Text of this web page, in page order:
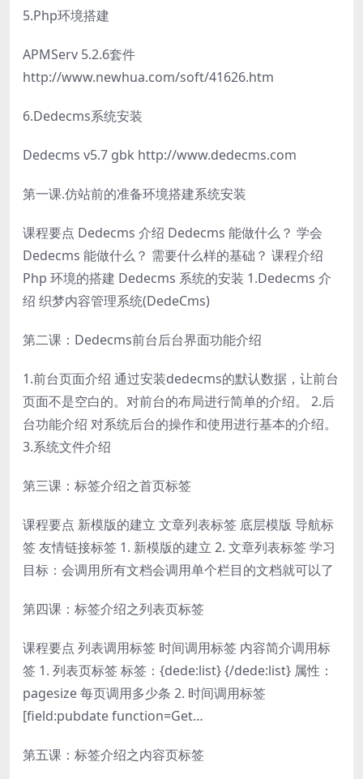
5.Php环境搭建
APMServ 5.2.6套件
http://www.newhua.com/soft/41626.htm
6.Dedecms系统安装
Dedecms v5.7 gbk http://www.dedecms.com
第一课.仿站前的准备环境搭建系统安装
课程要点 Dedecms 介绍 Dedecms 能做什么？ 学会
Dedecms 能做什么？ 需要什么样的基础？ 课程介绍
Php 环境的搭建 Dedecms 系统的安装 1.Dedecms 介
绍 织梦内容管理系统(DedeCms)
第二课：Dedecms前台后台界面功能介绍
1.前台页面介绍 通过安装dedecms的默认数据，让前台
页面不是空白的。对前台的布局进行简单的介绍。 2.后
台功能介绍 对系统后台的操作和使用进行基本的介绍。
3.系统文件介绍
第三课：标签介绍之首页标签
课程要点 新模版的建立 文章列表标签 底层模版 导航标
签 友情链接标签 1. 新模版的建立 2. 文章列表标签 学习
目标：会调用所有文档会调用单个栏目的文档就可以了
第四课：标签介绍之列表页标签
课程要点 列表调用标签 时间调用标签 内容简介调用标
签 1. 列表页标签 标签：{dede:list} {/dede:list} 属性：
pagesize 每页调用多少条 2. 时间调用标签
[field:pubdate function=Get…
第五课：标签介绍之内容页标签